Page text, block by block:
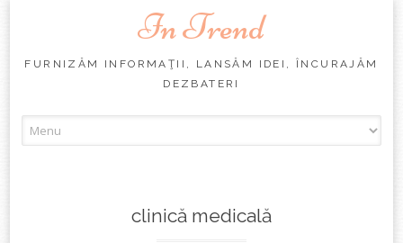
In Trend
FURNIZĂM INFORMAŢII, LANSĂM IDEI, ÎNCURAJĂM
DEZBATERI
to
clinică medicală